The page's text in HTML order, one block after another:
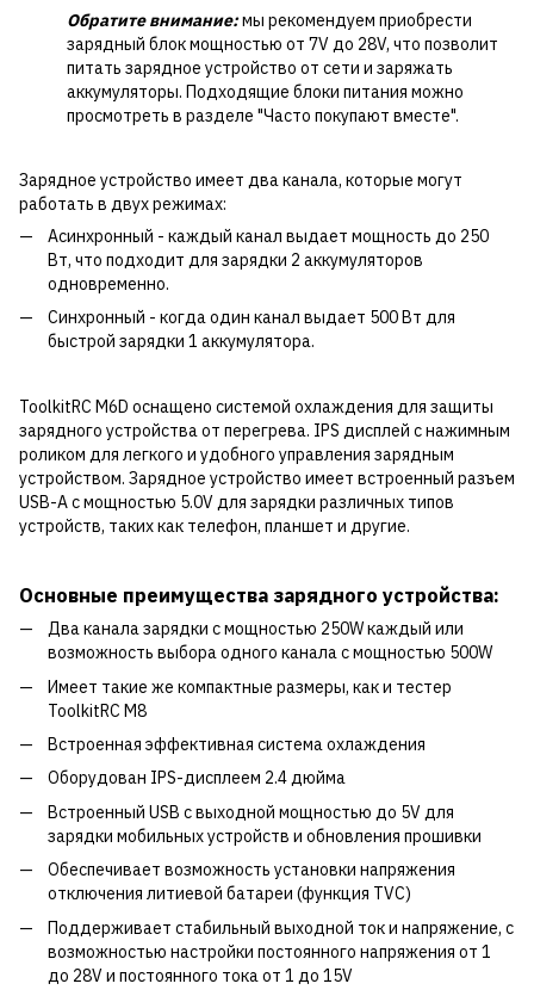
Обратите внимание:мы рекомендуем приобрести
зарядный блок мощностью от 7V до 28V, что позволит
питать зарядное устройство от сети и заряжать
аккумуляторы. Подходящие блоки питания можно
просмотреть в разделе "Часто покупают вместе".
Зарядное устройство имеет два канала, которые могут
работать в двух режимах:
Асинхронный - каждый канал выдает мощность до 250
Вт, что подходит для зарядки 2 аккумуляторов
одновременно.
Синхронный - когда один канал выдает 500 Вт для
быстрой зарядки 1 аккумулятора.
ToolkitRC M6D оснащено системой охлаждения для защиты
зарядного устройства от перегрева. IPS дисплей с нажимным
роликом для легкого и удобного управления зарядным
устройством. Зарядное устройство имеет встроенный разъем
USB-A с мощностью 5.0V для зарядки различных типов
устройств, таких как телефон, планшет и другие.
Основные преимущества зарядного устройства:
Два канала зарядки с мощностью 250W каждый или
возможность выбора одного канала с мощностью 500W
Имеет такие же компактные размеры, как и тестер
ToolkitRC M8
Встроенная эффективная система охлаждения
Оборудован IPS-дисплеем 2.4 дюйма
Встроенный USB с выходной мощностью до 5V для
зарядки мобильных устройств и обновления прошивки
Обеспечивает возможность установки напряжения
отключения литиевой батареи (функция TVC)
Поддерживает стабильный выходной ток и напряжение, с
возможностью настройки постоянного напряжения от 1
до 28V и постоянного тока от 1 до 15V